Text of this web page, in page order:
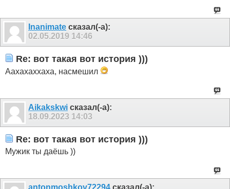
Inanimate сказал(-а):
02.05.2019 14:46
Re: вот такая вот история )))
Аахахаххаха, насмешил
Aikakskwi сказал(-а):
18.09.2023 14:03
Re: вот такая вот история )))
Мужик ты даёшь ))
antonmoshkov72294 сказал(-а):